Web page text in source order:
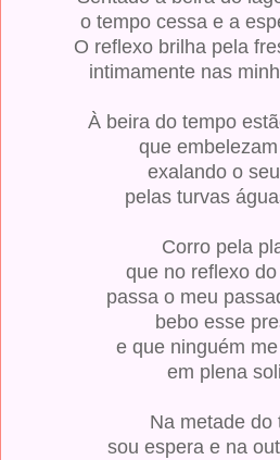
o tempo cessa e a
O reflexo brilha pela
intimamente nas
À beira do tempo
que
exalando o
pelas turvas
Corro pela
que no reflexo
passa o meu
bebo esse
e que ninguém
em plena
Na metade do
sou espera e na